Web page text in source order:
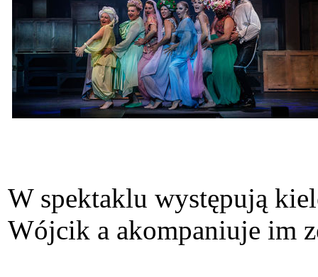
W spektaklu występują
Wójcik a akompaniuje im